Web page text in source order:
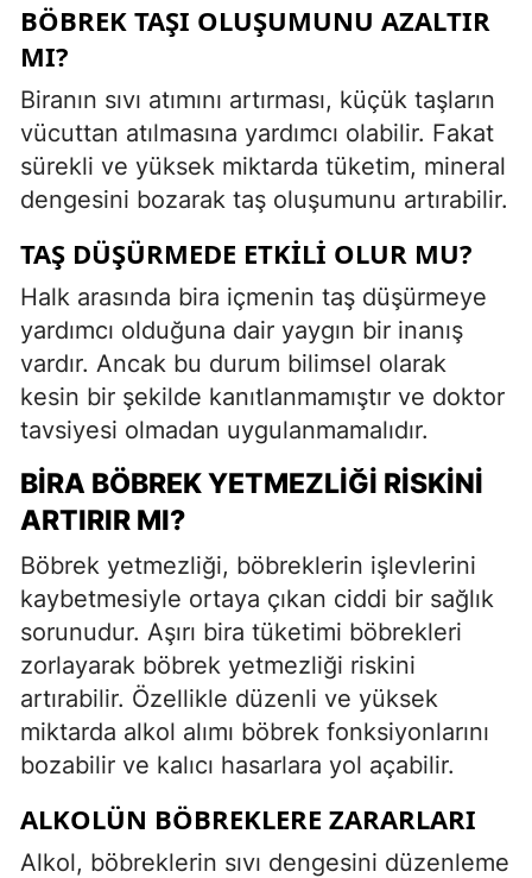
BÖBREK TAŞI OLUŞUMUNU AZALTIR
MI?
Biranın sıvı atımını artırması, küçük taşların
vücuttan atılmasına yardımcı olabilir. Fakat
sürekli ve yüksek miktarda tüketim, mineral
dengesini bozarak taş oluşumunu artırabilir.
TAŞ DÜŞÜRMEDE ETKILI OLUR MU?
Halk arasında bira içmenin taş düşürmeye
yardımcı olduğuna dair yaygın bir inanış
vardır. Ancak bu durum bilimsel olarak
kesin bir şekilde kanıtlanmamıştır ve doktor
tavsiyesi olmadan uygulanmamalıdır.
BIRA BÖBREK YETMEZLIĞI RISKINI
ARTIRIR MI?
Böbrek yetmezliği, böbreklerin işlevlerini
kaybetmesiyle ortaya çıkan ciddi bir sağlık
sorunudur. Aşırı bira tüketimi böbrekleri
zorlayarak böbrek yetmezliği riskini
artırabilir. Özellikle düzenli ve yüksek
miktarda alkol alımı böbrek fonksiyonlarını
bozabilir ve kalıcı hasarlara yol açabilir.
ALKOLÜN BÖBREKLERE ZARARLARI
Alkol, böbreklerin sıvı dengesini düzenleme